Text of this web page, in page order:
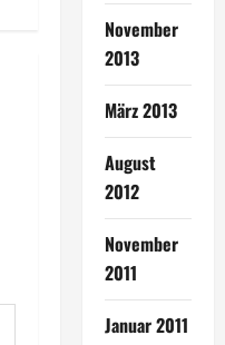
November
2013
März 2013
August
2012
November
2011
Januar 2011